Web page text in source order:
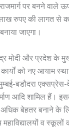
पर बनने वाले
रुपए की लागत से
जाएगा।
मोदी और प्रदेश के
को नए आयाम
बडौदरा
आदि शामिल हैं।
बेहतर बनाने के
महाविद्यालयों व